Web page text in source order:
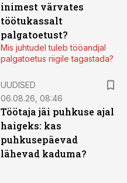
inimest värvates
töötukassalt
palgatoetust?
Mis juhtudel tuleb tööandjal
palgatoetus riigile tagastada?
UUDISED
06.08.26, 08:46
Töötaja jäi puhkuse ajal
haigeks: kas
puhkusepäevad
lähevad kaduma?